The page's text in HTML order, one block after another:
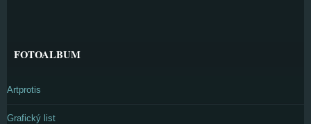
FOTOALBUM
Artprotis
Grafický list